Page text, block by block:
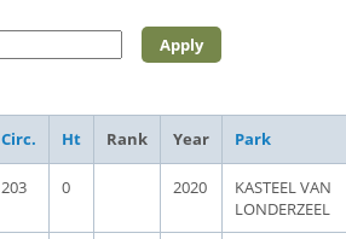
Circ. Ht Rank Year Park
203 0 2020
KASTEEL VAN
LONDERZEEL